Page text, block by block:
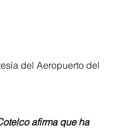
del Aeropuerto del
afirma que ha